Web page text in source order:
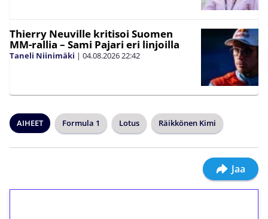
Thierry Neuville kritisoi Suomen
MM-rallia – Sami Pajari eri linjoilla
Taneli Niinimäki | 04.08.202622:42
AIHEET Formula 1 Lotus Räikkönen Kimi
Jaa